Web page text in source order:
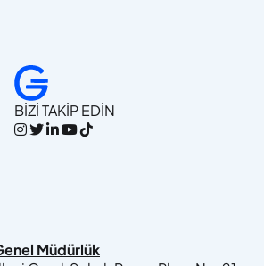
BİZİ TAKİP EDİN
Müdürlük